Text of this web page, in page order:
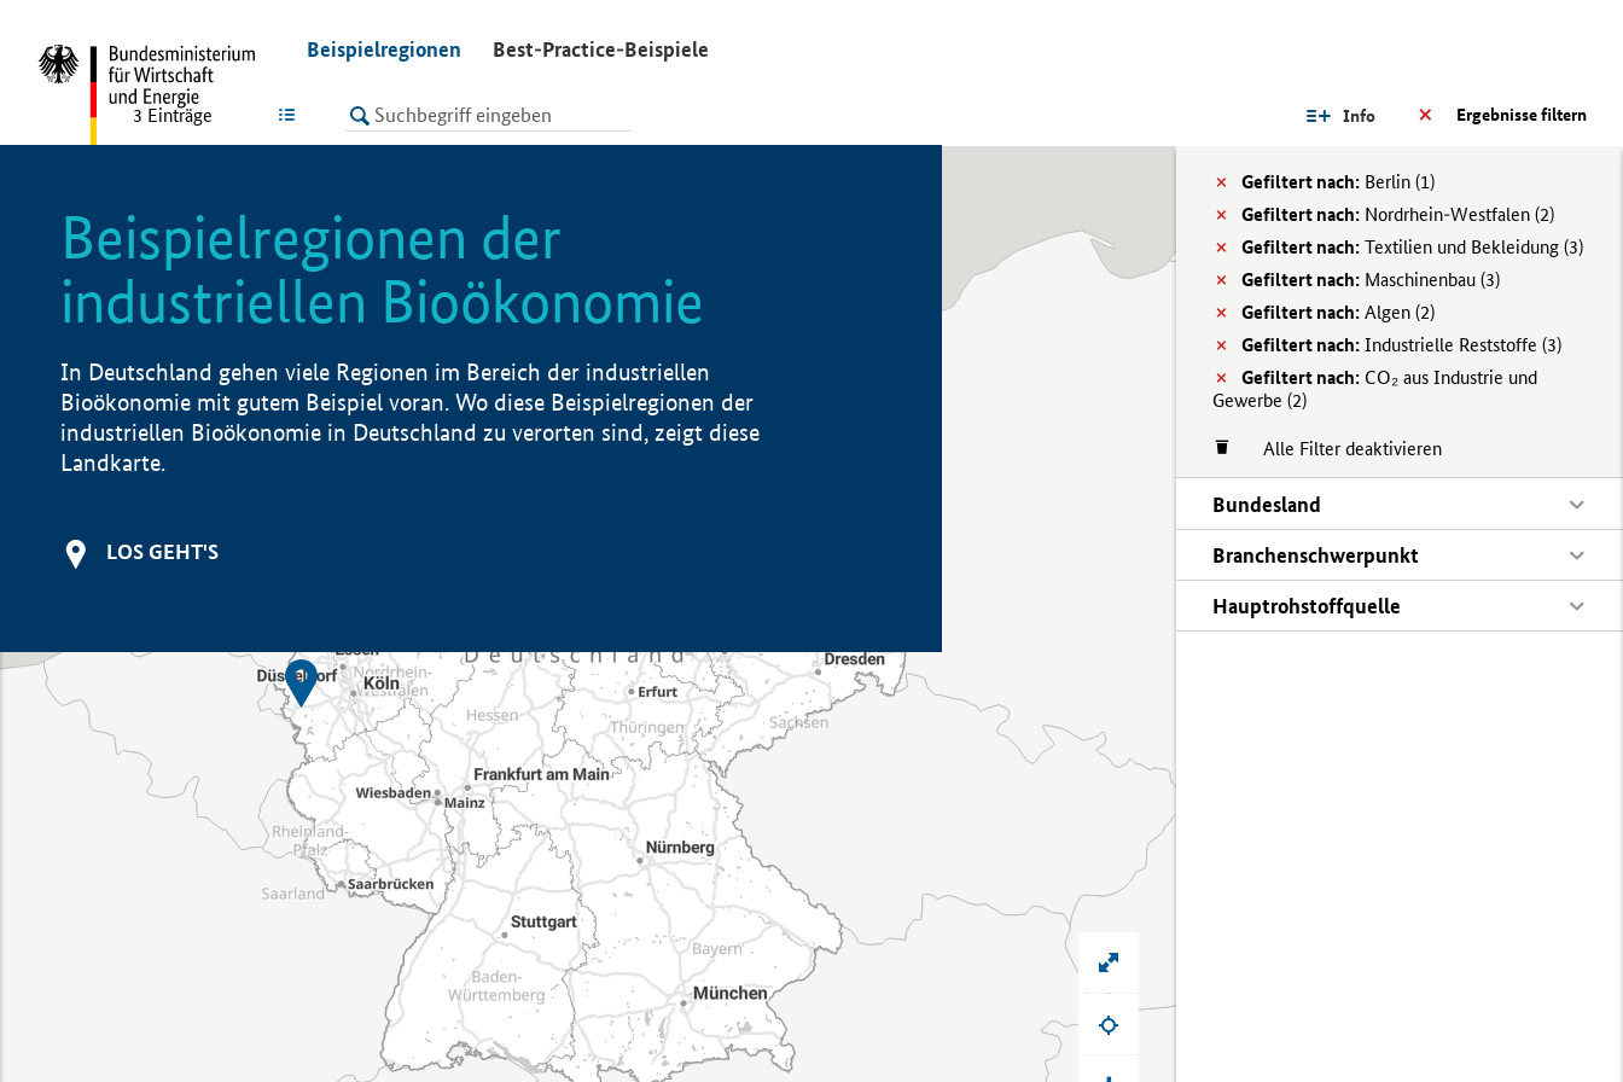
Beispielregionen Best-Practice-Beispiele
LISTE Ergebnisse filtern
Info
Gefiltert nach: Berlin (1)
Gefiltert nach: Nordrhein-Westfalen (2)
Gefiltert nach: Textilien und Bekleidung (3)
Gefiltert nach: Maschinenbau (3)
Gefiltert nach: Algen (2)
Gefiltert nach: Industrielle Reststoffe (3)
Gefiltert nach: CO₂ aus Industrie und
Gewerbe (2)
Alle Filter deaktivieren
Bundesland
Branchenschwerpunkt
Hauptrohstoffquelle
3 Einträge
Beispielregionen der
industriellen Bioökonomie
In Deutschland gehen viele Regionen im Bereich der industriellen
Bioökonomie mit gutem Beispiel voran. Wo diese Beispielregionen der
industriellen Bioökonomie in Deutschland zu verorten sind, zeigt diese
Landkarte.
LOS GEHT'S